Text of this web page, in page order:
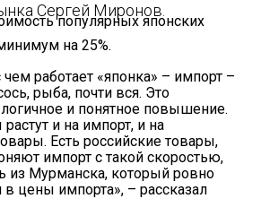
Сергей Миронов.
популярных японских
на 25%.
чем работает «японка» – импорт –
рыба, почти вся. Это
и понятное повышение.
и на импорт, и на
Есть российские товары,
импорт с такой скоростью,
из Мурманска, который ровно
в цены импорта», – рассказал